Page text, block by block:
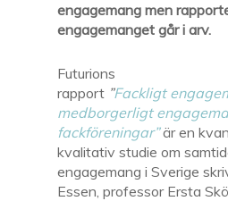
engagemang men
engagemanget går i arv.
Futurions
rapport ”Fackligt
medborgerligt
fackföreningar”är en
kvalitativ studie om
engagemang i Sverige
Essen, professor Ersta